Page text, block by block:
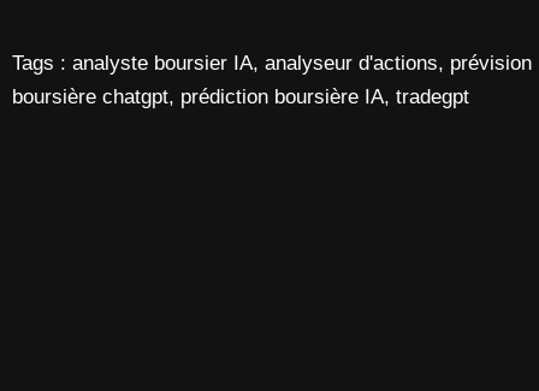
Tags : analyste boursier IA, analyseur d'actions, prévision
boursière chatgpt, prédiction boursière IA, tradegpt